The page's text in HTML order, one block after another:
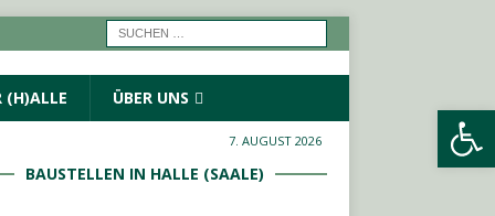
Werkzeugleiste öffnen
(H)ALLE ÜBER UNS
7. AUGUST 2026
BAUSTELLEN IN HALLE (SAALE)